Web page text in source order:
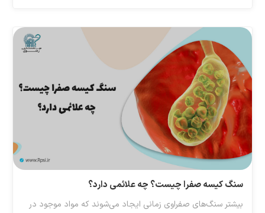
سنگ کیسه صفرا چیست؟ چه علائمی دارد؟
بیشتر سنگ‌های صفراوی زمانی ایجاد می‌شوند که مواد موجود در